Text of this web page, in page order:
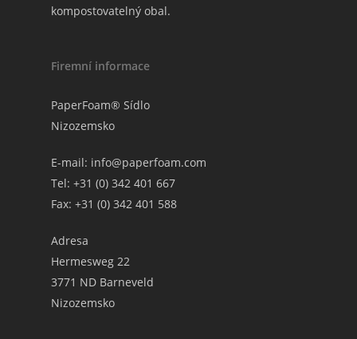
kompostovatelný obal.
Firemní informace
PaperFoam® Sídlo
Nizozemsko
E-mail: info@paperfoam.com
Tel: +31 (0) 342 401 667
Fax: +31 (0) 342 401 588
Adresa
Hermesweg 22
3771 ND Barneveld
Nizozemsko